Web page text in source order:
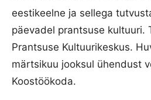
eestikeelne ja sellega
päevadel prantsuse kultuuri.
Prantsuse Kultuurikeskus.
märtsikuu jooksul ühendust
Koostöökoda.